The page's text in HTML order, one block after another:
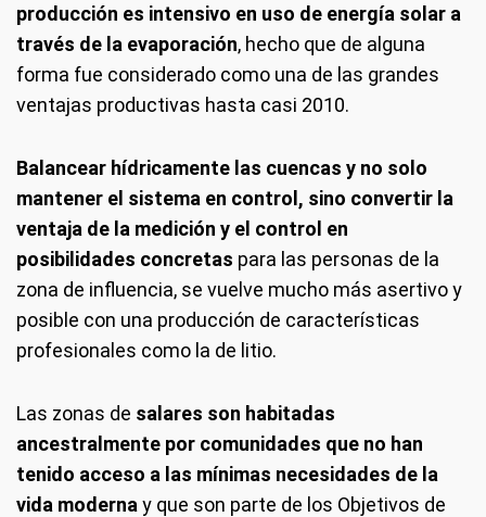
producción es intensivo en uso de energía solar a
través de la evaporación, hecho que de alguna
forma fue considerado como una de las grandes
ventajas productivas hasta casi 2010.
Balancear hídricamente las cuencas y no solo
mantener el sistema en control, sino convertir la
ventaja de la medición y el control en
posibilidades concretas para las personas de la
zona de influencia, se vuelve mucho más asertivo y
posible con una producción de características
profesionales como la de litio.
Las zonas de salares son habitadas
ancestralmente por comunidades que no han
tenido acceso a las mínimas necesidades de la
vida moderna y que son parte de los Objetivos de